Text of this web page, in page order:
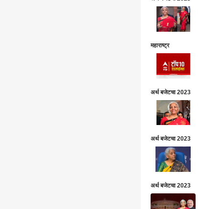
महाराष्ट्र
अर्थ बजेटचा 2023
अर्थ बजेटचा 2023
अर्थ बजेटचा 2023